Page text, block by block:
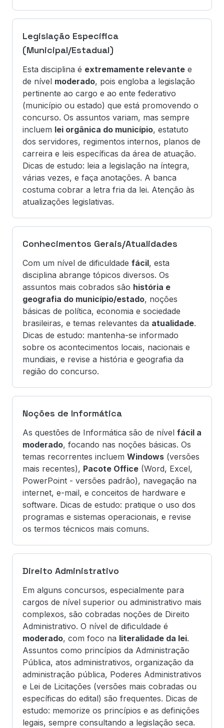
Legislação Específica
(Municipal/Estadual)
Esta disciplina é extremamente relevante e
de nível moderado, pois engloba a legislação
pertinente ao cargo e ao ente federativo
(município ou estado) que está promovendo o
concurso. Os assuntos variam, mas sempre
incluem lei orgânica do município, estatuto
dos servidores, regimentos internos, planos de
carreira e leis específicas da área de atuação.
Dicas de estudo: leia a legislação na íntegra,
várias vezes, e faça anotações. A banca
costuma cobrar a letra fria da lei. Atenção às
atualizações legislativas.
Conhecimentos Gerais/Atualidades
Com um nível de dificuldade fácil, esta
disciplina abrange tópicos diversos. Os
assuntos mais cobrados são história e
geografia do município/estado, noções
básicas de política, economia e sociedade
brasileiras, e temas relevantes da atualidade.
Dicas de estudo: mantenha-se informado
sobre os acontecimentos locais, nacionais e
mundiais, e revise a história e geografia da
região do concurso.
Noções de Informática
As questões de Informática são de nível fácil a
moderado, focando nas noções básicas. Os
temas recorrentes incluem Windows (versões
mais recentes), Pacote Office (Word, Excel,
PowerPoint - versões padrão), navegação na
internet, e-mail, e conceitos de hardware e
software. Dicas de estudo: pratique o uso dos
programas e sistemas operacionais, e revise
os termos técnicos mais comuns.
Direito Administrativo
Em alguns concursos, especialmente para
cargos de nível superior ou administrativo mais
complexos, são cobradas noções de Direito
Administrativo. O nível de dificuldade é
moderado, com foco na literalidade da lei.
Assuntos como princípios da Administração
Pública, atos administrativos, organização da
administração pública, Poderes Administrativos
e Lei de Licitações (versões mais cobradas ou
específicas do edital) são frequentes. Dicas de
estudo: memorize os princípios e as definições
legais, sempre consultando a legislação seca.